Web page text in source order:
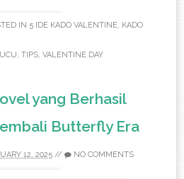
IN 5 IDE KADO VALENTINE, KADO
, TIPS, VALENTINE DAY
yang Berhasil
Butterfly Era
12, 2025// NO COMMENTS